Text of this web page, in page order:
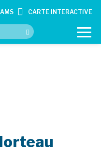
CARTE INTERACTIVE